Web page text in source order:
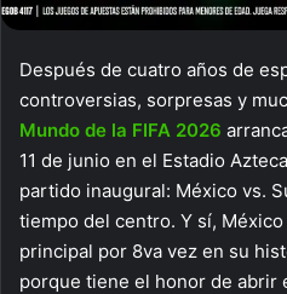
Después de cuatro años de
controversias, sorpresas y
Mundo de la FIFA 2026
11 de junio en el Estadio
partido inaugural: México vs.
tiempo del centro. Y sí,
principal por 8va vez en su
porque tiene el honor de abrir